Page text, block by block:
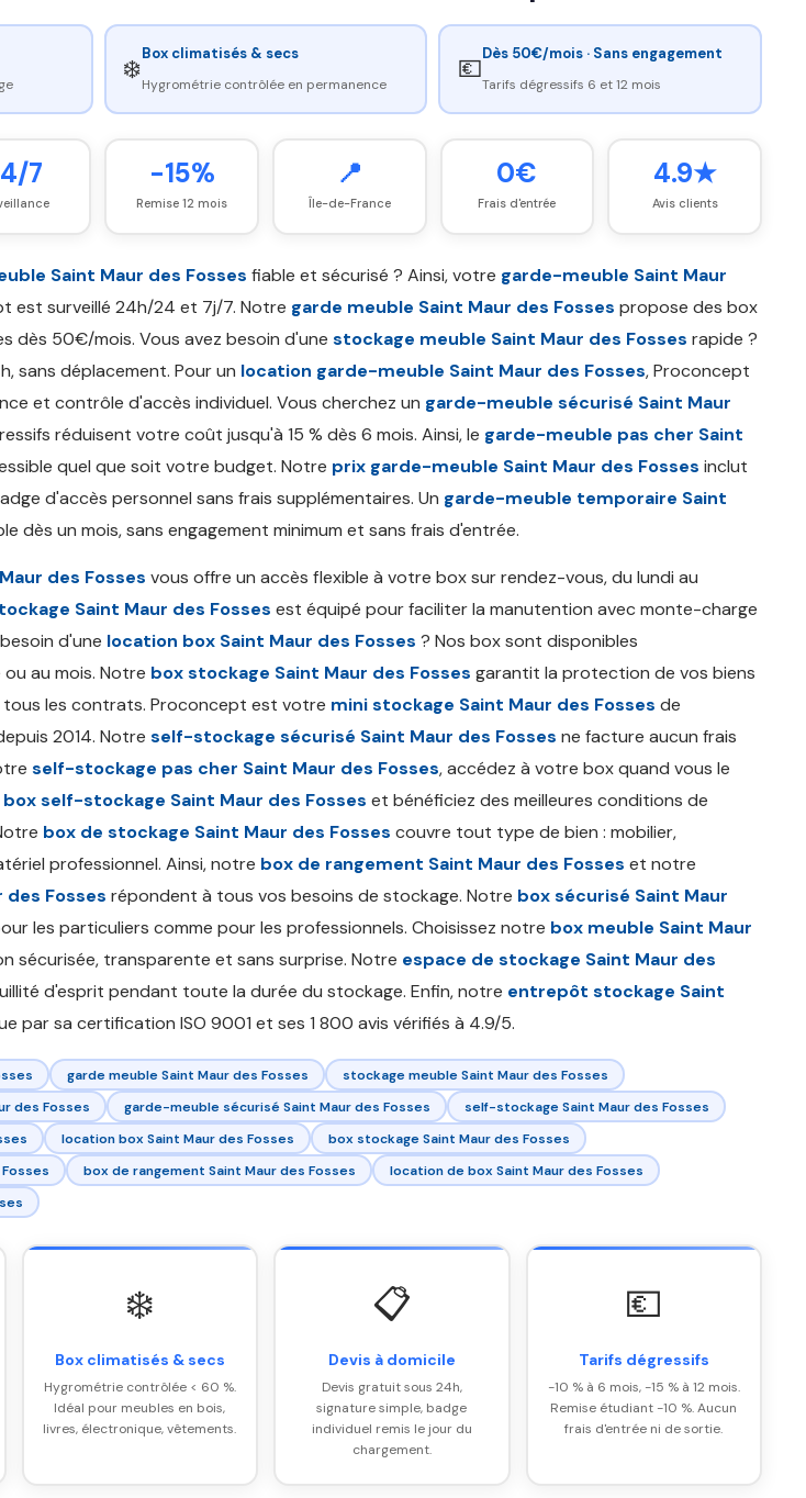
❄️Box climatisés & secs
Hygrométrie contrôlée en permanence 💶Dès 50€/mois · Sans engagement
Tarifs dégressifs 6 et 12 mois
7 -15%
Remise 12 mois
📍
Île-de-France
0€
Frais d'entrée
4.9★
Avis clients
Saint Maur des Fosses fiable et sécurisé ? Ainsi, votre garde-meuble Saint Maur
est surveillé 24h/24 et 7j/7. Notre garde meuble Saint Maur des Fosses propose des box
dès 50€/mois. Vous avez besoin d'une stockage meuble Saint Maur des Fosses rapide ?
sans déplacement. Pour un location garde-meuble Saint Maur des Fosses, Proconcept
et contrôle d'accès individuel. Vous cherchez un garde-meuble sécurisé Saint Maur
réduisent votre coût jusqu'à 15 % dès 6 mois. Ainsi, le garde-meuble pas cher Saint
quel que soit votre budget. Notre prix garde-meuble Saint Maur des Fosses inclut
d'accès personnel sans frais supplémentaires. Un garde-meuble temporaire Saint
dès un mois, sans engagement minimum et sans frais d'entrée.
des Fosses vous offre un accès flexible à votre box sur rendez-vous, du lundi au
Saint Maur des Fosses est équipé pour faciliter la manutention avec monte-charge
d'une location box Saint Maur des Fosses ? Nos box sont disponibles
au mois. Notre box stockage Saint Maur des Fosses garantit la protection de vos biens
tous les contrats. Proconcept est votre mini stockage Saint Maur des Fosses de
2014. Notre self-stockage sécurisé Saint Maur des Fosses ne facture aucun frais
self-stockage pas cher Saint Maur des Fosses, accédez à votre box quand vous le
box self-stockage Saint Maur des Fosses et bénéficiez des meilleures conditions de
box de stockage Saint Maur des Fosses couvre tout type de bien : mobilier,
professionnel. Ainsi, notre box de rangement Saint Maur des Fosses et notre
des Fosses répondent à tous vos besoins de stockage. Notre box sécurisé Saint Maur
les particuliers comme pour les professionnels. Choisissez notre box meuble Saint Maur
sécurisée, transparente et sans surprise. Notre espace de stockage Saint Maur des
d'esprit pendant toute la durée du stockage. Enfin, notre entrepôt stockage Saint
par sa certification ISO 9001 et ses 1 800 avis vérifiés à 4.9/5.
garde meuble Saint Maur des Fosses
stockage meuble Saint Maur des Fosses
des Fosses
garde-meuble sécurisé Saint Maur des Fosses
self-stockage Saint Maur des Fosses
location box Saint Maur des Fosses
box stockage Saint Maur des Fosses
box de rangement Saint Maur des Fosses
location de box Saint Maur des Fosses
❄️
Box climatisés & secs
Hygrométrie contrôlée < 60 %.
Idéal pour meubles en bois,
livres, électronique, vêtements.
📋
Devis à domicile
Devis gratuit sous 24h,
signature simple, badge
individuel remis le jour du
chargement.
💶
Tarifs dégressifs
-10 % à 6 mois, -15 % à 12 mois.
Remise étudiant -10 %. Aucun
frais d'entrée ni de sortie.